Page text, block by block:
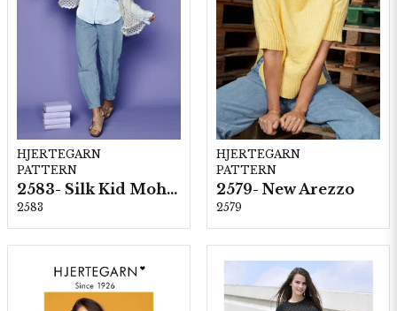
HJERTEGARN
PATTERN
2583- Silk Kid Mohair
2583
HJERTEGARN
PATTERN
2579- New Arezzo
2579